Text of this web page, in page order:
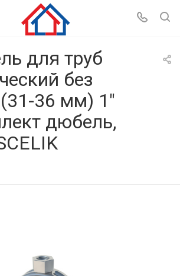
для труб
без
36 мм) 1"
дюбель,